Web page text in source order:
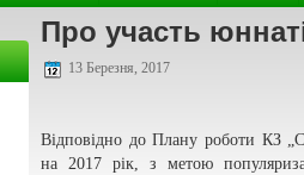
Про участь
13 Березня, 2017
Відповідно до Плану роботи КЗ
на 2017 рік, з метою